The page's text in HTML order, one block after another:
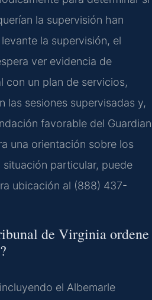
la supervisión han
la supervisión, el
ver evidencia de
con un plan de servicios,
las sesiones supervisadas y,
favorable del Guardian
una orientación sobre los
particular, puede
ubicación al (888) 437-
de Virginia ordene
el Albemarle